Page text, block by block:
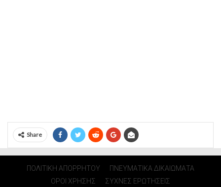
Share
ΠΟΛΙΤΙΚΗ ΑΠΟΡΡΗΤΟΥ
ΠΝΕΥΜΑΤΙΚΑ ΔΙΚΑΙΩΜΑΤΑ
ΟΡΟΙ ΧΡΗΣΗΣ
ΣΥΧΝΕΣ ΕΡΩΤΗΣΕΙΣ